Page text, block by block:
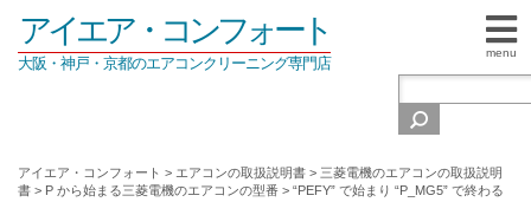
menu
アイエア・コンフォート
大阪・神戸・京都のエアコンクリーニング専門店
アイエア・コンフォート > エアコンの取扱説明書 > 三菱電機のエアコンの取扱説明
書 > P から始まる三菱電機のエアコンの型番 > “PEFY” で始まり “P_MG5” で終わる